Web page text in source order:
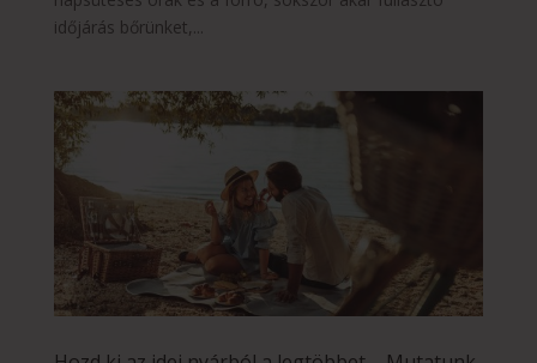
időjárás bőrünket,...